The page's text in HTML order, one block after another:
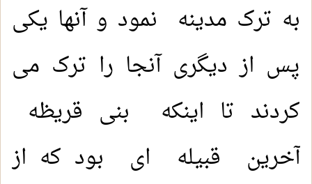
به ترک مدینه نمود و آنها یکی
پس از دیگری آنجا را ترک می
کردند تا اینکه بنی قریظه
آخرین قبیله ای بود که از